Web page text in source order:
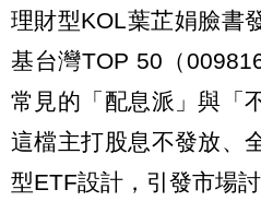
理財型KOL葉芷娟臉書
基台灣TOP 50（
常見的「配息派」與「
這檔主打股息不發放、
型ETF設計，引發市場討